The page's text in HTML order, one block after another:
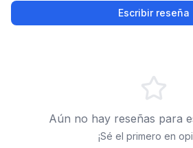
Escribir reseña
Aún no hay reseñas para
¡Sé el primero en